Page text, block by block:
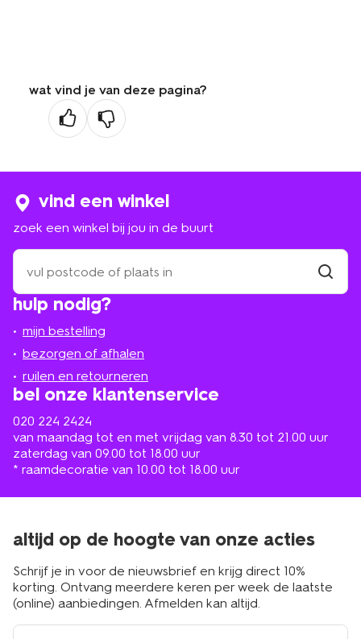
wat vind je van deze pagina?
hulp nodig?
mijn bestelling
bezorgen of afhalen
ruilen en retourneren
bel onze klantenservice
020 224 2424
van maandag tot en met vrijdag van 8.30 tot 21.00 uur
zaterdag van 09.00 tot 18.00 uur
* raamdecoratie van 10.00 tot 18.00 uur
vind een winkel
zoek een winkel bij jou in de buurt
zoek
een
winkel
bij
in
de
buurt
altijd op de hoogte van onze acties
Schrijf je in voor de nieuwsbrief en krijg direct 10%
korting. Ontvang meerdere keren per week de laatste
(online) aanbiedingen. Afmelden kan altijd.
e-